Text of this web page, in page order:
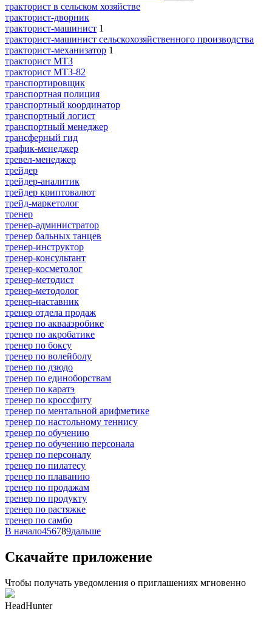
тракторист в сельском хозяйстве
тракторист-дворник
тракторист-машинист 1
тракторист-машинист сельскохозяйственного производства
тракторист-механизатор 1
тракторист МТЗ
тракторист МТЗ-82
транспортировщик
транспортная полиция
транспортный координатор
транспортный логист
транспортный менеджер
трансферный гид
трафик-менеджер
тревел-менеджер
трейдер
трейдер-аналитик
трейдер криптовалют
трейд-маркетолог
тренер
тренер-администратор
тренер бальных танцев
тренер-инструктор
тренер-консультант
тренер-косметолог
тренер-методист
тренер-методолог
тренер-наставник
тренер отдела продаж
тренер по аквааэробике
тренер по акробатике
тренер по боксу
тренер по волейболу
тренер по дзюдо
тренер по единоборствам
тренер по каратэ
тренер по кроссфиту
тренер по ментальной арифметике
тренер по настольному теннису
тренер по обучению
тренер по обучению персонала
тренер по персоналу
тренер по пилатесу
тренер по плаванию
тренер по продажам
тренер по продукту
тренер по растяжке
тренер по самбо
В начало456789дальше
Скачайте приложение
Чтобы получать уведомления о приглашениях мгновенно
HeadHunter